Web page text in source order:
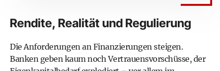
Rendite, Realität und Regulierung
Die Anforderungen an Finanzierungen steigen.
Banken geben kaum noch Vertrauensvorschüsse, der